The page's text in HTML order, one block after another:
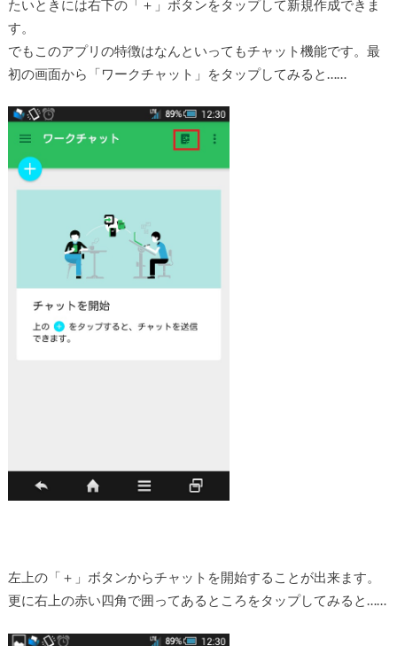
たいときには右下の「＋」ボタンをタップして新規作成できま
す。
でもこのアプリの特徴はなんといってもチャット機能です。最
初の画面から「ワークチャット」をタップしてみると……
左上の「＋」ボタンからチャットを開始することが出来ます。
更に右上の赤い四角で囲ってあるところをタップしてみると……